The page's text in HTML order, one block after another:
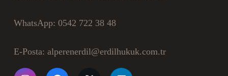
WhatsApp: 0542 722 38 48
E-Posta: alperenerdil@erdilhukuk.com.tr